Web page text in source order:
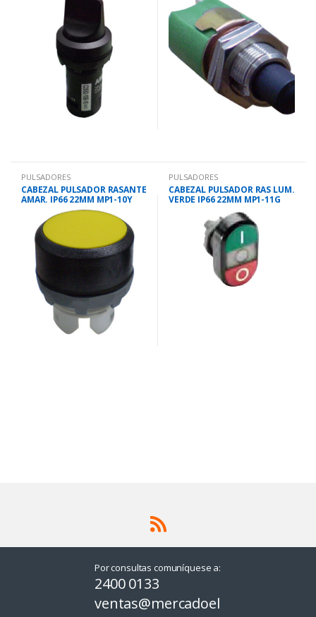
PULSADORES
CABEZAL PULSADOR RASANTE
AMAR. IP66 22MM MP1-10Y
PULSADORES
CABEZAL PULSADOR RAS LUM.
VERDE IP66 22MM MP1-11G
Por consultas comuníquese a:
2400 0133
ventas@mercadoel